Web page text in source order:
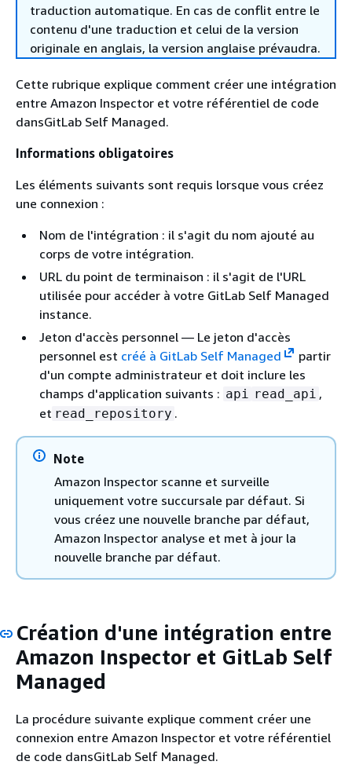
traduction automatique. En cas de conflit entre le
contenu d'une traduction et celui de la version
originale en anglais, la version anglaise prévaudra.
Cette rubrique explique comment créer une intégration
entre Amazon Inspector et votre référentiel de code
dansGitLab Self Managed.
Informations obligatoires
Les éléments suivants sont requis lorsque vous créez
une connexion :
Nom de l'intégration : il s'agit du nom ajouté au
corps de votre intégration.
URL du point de terminaison : il s'agit de l'URL
utilisée pour accéder à votre GitLab Self Managed
instance.
Jeton d'accès personnel — Le jeton d'accès
personnel est créé à GitLab Self Managed
partir
d'un compte administrateur et doit inclure les
champs d'application suivants : api read_api ,
et read_repository .
Note
Amazon Inspector scanne et surveille
uniquement votre succursale par défaut. Si
vous créez une nouvelle branche par défaut,
Amazon Inspector analyse et met à jour la
nouvelle branche par défaut.
Création d'une intégration entre
Amazon Inspector et GitLab Self
Managed
La procédure suivante explique comment créer une
connexion entre Amazon Inspector et votre référentiel
de code dansGitLab Self Managed.